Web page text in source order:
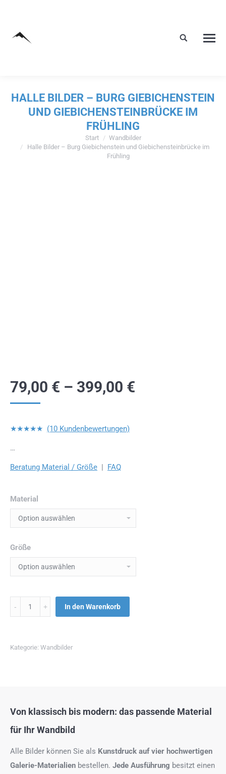
HALLE BILDER – BURG GIEBICHENSTEIN
UND GIEBICHENSTEINBRÜCKE IM
FRÜHLING
Start
Wandbilder
Halle Bilder – Burg Giebichenstein und Giebichensteinbrücke im
Frühling
79,00 € – 399,00 €
★★★★★ (10 Kundenbewertungen)
…
Beratung Material / Größe | FAQ
Material
Größe
Menge In den Warenkorb
Kategorie: Wandbilder
Von klassisch bis modern: das passende Material
für Ihr Wandbild
Alle Bilder können Sie als Kunstdruck auf vier hochwertigen
Galerie-Materialien bestellen. Jede Ausführung besitzt einen